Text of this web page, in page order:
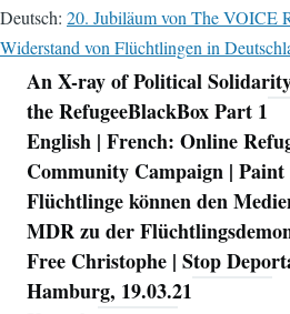
Deutsch: 20. Jubiläum von The VOICE
Widerstand von Flüchtlingen in
Navigation
An X-ray of Political
the RefugeeBlackBox Part 1
English | French: Online
Community Campaign |
Flüchtlinge können den
MDR zu der
Free Christophe | Stop
Hamburg, 19.03.21